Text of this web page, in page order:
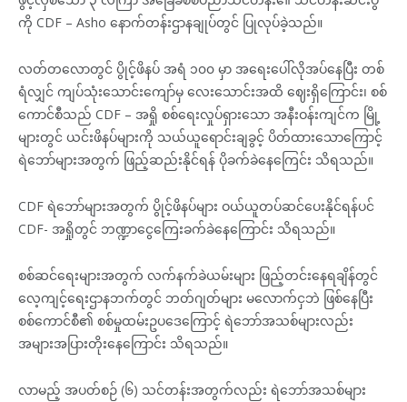
ကို CDF – Asho နောက်တန်းဌာနချုပ်တွင် ပြုလုပ်ခဲ့သည်။
လတ်တလောတွင် ပွိုင့်ဖိနပ် အရံ ၁၀၀ မှာ အရေးပေါ်လိုအပ်နေပြီး တစ်
ရံလျှင် ကျပ်သုံးသောင်းကျော်မှ လေးသောင်းအထိ ဈေးရှိကြောင်း၊ စစ်
ကောင်စီသည် CDF – အရှို စစ်ရေးလှုပ်ရှားသော အနီးဝန်းကျင်က မြို့
များတွင် ယင်းဖိနပ်များကို သယ်ယူရောင်းချခွင့် ပိတ်ထားသောကြောင့်
ရဲဘော်များအတွက် ဖြည့်ဆည်းနိုင်ရန် ပိုခက်ခဲနေကြေင်း သိရသည်။
CDF ရဲဘော်များအတွက် ပွိုင့်ဖိနပ်များ ဝယ်ယူတပ်ဆင်ပေးနိုင်ရန်ပင်
CDF- အရှိုတွင် ဘဏ္ဍာငွေကြေးခက်ခဲနေကြောင်း သိရသည်။
စစ်ဆင်ရေးများအတွက် လက်နက်ခဲယမ်းများ ဖြည့်တင်းနေရချိန်တွင်
လေ့ကျင့်ရေးဌာနဘက်တွင် ဘတ်ဂျတ်များ မလောက်ငှဘဲ ဖြစ်နေပြီး
စစ်ကောင်စီ၏ စစ်မှုထမ်းဥပဒေကြောင့် ရဲဘော်အသစ်များလည်း
အများအပြားတိုးနေကြောင်း သိရသည်။
လာမည့် အပတ်စဉ် (၆) သင်တန်းအတွက်လည်း ရဲဘော်အသစ်များ